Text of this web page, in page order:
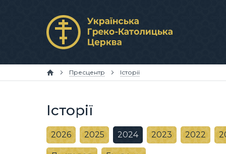
Пресцентр Історії
Історії
2026 2025 2024 2023 2022